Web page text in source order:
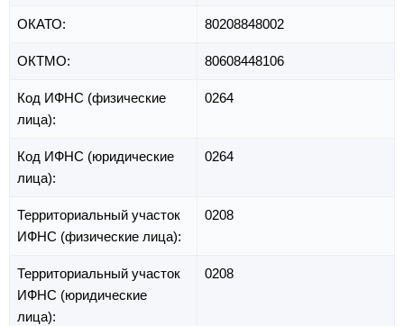
ОКАТО: 80208848002
ОКТМО: 80608448106
Код ИФНС (физические
лица):
0264
Код ИФНС (юридические
лица):
0264
Территориальный участок
ИФНС (физические лица):
0208
Территориальный участок
ИФНС (юридические
лица):
0208